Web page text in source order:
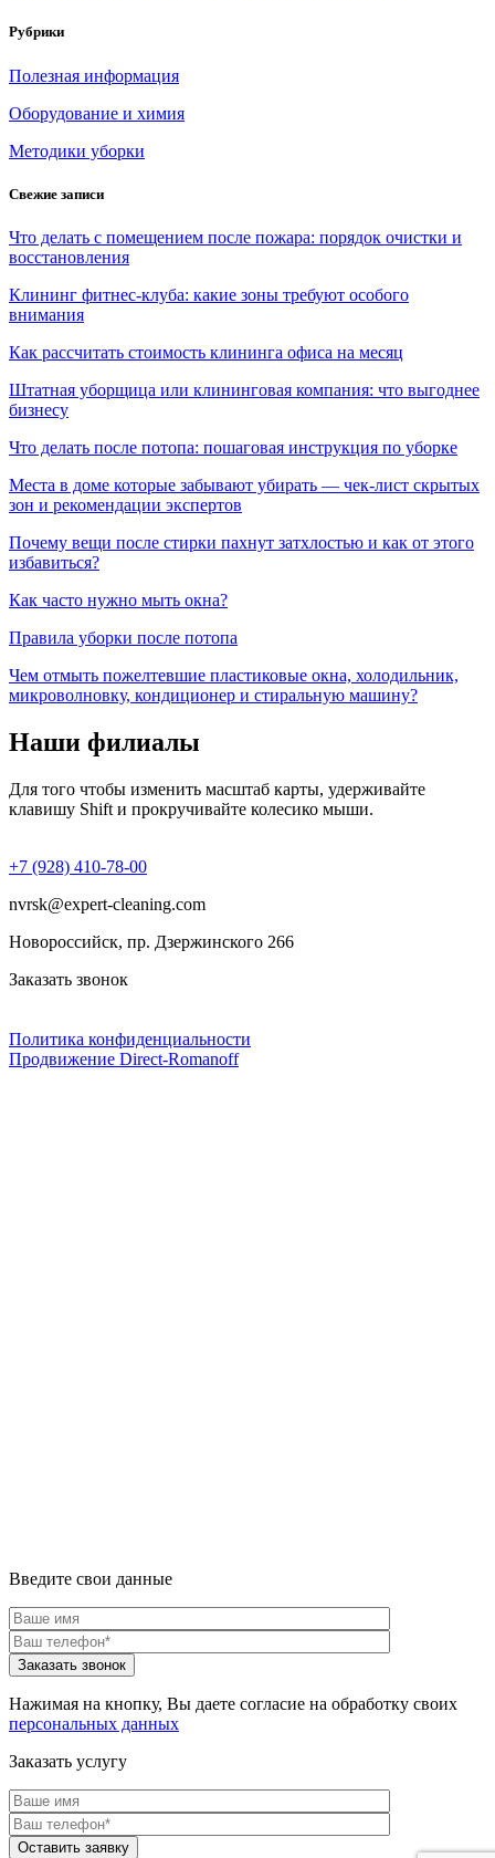
Рубрики
Полезная информация
Оборудование и химия
Методики уборки
Свежие записи
Что делать с помещением после пожара: порядок очистки и
восстановления
Клининг фитнес-клуба: какие зоны требуют особого
внимания
Как рассчитать стоимость клининга офиса на месяц
Штатная уборщица или клининговая компания: что выгоднее
бизнесу
Что делать после потопа: пошаговая инструкция по уборке
Места в доме которые забывают убирать — чек-лист скрытых
зон и рекомендации экспертов
Почему вещи после стирки пахнут затхлостью и как от этого
избавиться?
Как часто нужно мыть окна?
Правила уборки после потопа
Чем отмыть пожелтевшие пластиковые окна, холодильник,
микроволновку, кондиционер и стиральную машину?
Наши филиалы
Для того чтобы изменить масштаб карты, удерживайте
клавишу Shift и прокручивайте колесико мыши.
+7 (928) 410-78-00
nvrsk@expert-cleaning.com
Новороссийск, пр. Дзержинского 266
Заказать звонок
Политика конфиденциальности
Продвижение Direct‑Romanoff
Введите свои данные
Нажимая на кнопку, Вы даете согласие на обработку своих
персональных данных
Заказать услугу